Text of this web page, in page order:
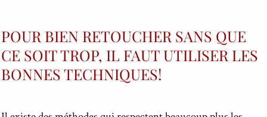
POUR BIEN RETOUCHER SANS QUE
CE SOIT TROP, IL FAUT UTILISER LES
BONNES TECHNIQUES!